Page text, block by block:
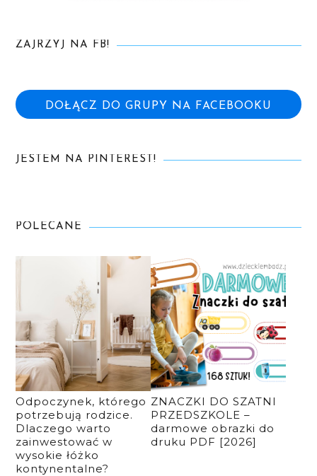
ZAJRZYJ NA FB!
DOŁĄCZ DO GRUPY NA FACEBOOKU
JESTEM NA PINTEREST!
POLECANE
Odpoczynek, którego
potrzebują rodzice.
Dlaczego warto
zainwestować w
wysokie łóżko
kontynentalne?
ZNACZKI DO SZATNI
PRZEDSZKOLE –
darmowe obrazki do
druku PDF [2026]